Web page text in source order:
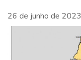
26 de junho de 2023